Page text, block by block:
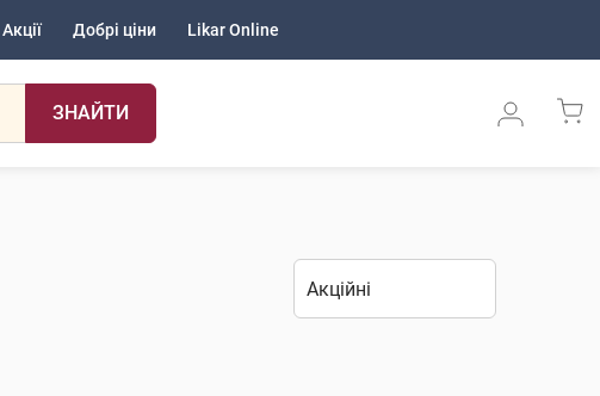
Акції Добрі ціни Likar Online
ЗНАЙТИ